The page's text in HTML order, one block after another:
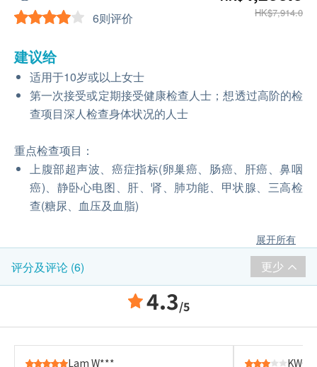
6则评价 HK$7,914.0
建议给
适用于10岁或以上女士
第一次接受或定期接受健康检查人士；想透过高阶的检
查项目深人检查身体状况的人士
重点检查项目：
上腹部超声波、癌症指标(卵巢癌、肠癌、肝癌、鼻咽
癌)、静卧心电图、肝、肾、肺功能、甲状腺、三高检
查(糖尿、血压及血脂)
展开所有
评分及评论 (6) 更少
4.3/5
Lam W***